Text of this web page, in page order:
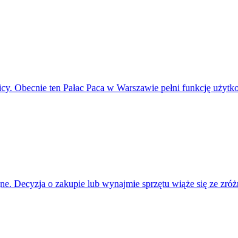
Obecnie ten Pałac Paca w Warszawie pełni funkcję
Decyzja o zakupie lub wynajmie sprzętu wiąże się ze